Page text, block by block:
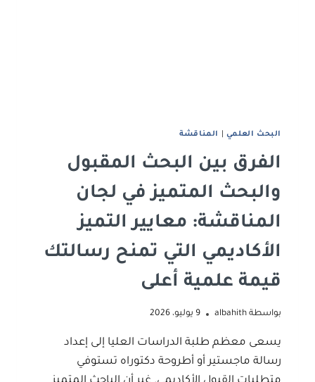
البحث العلمي المناقشة
الفرق بين البحث المقبول
والبحث المتميز في لجان
المناقشة: معايير التميز
الأكاديمي التي تمنح رسالتك
قيمة علمية أعلى
بواسطة albahith 9 يوليو، 2026
يسعى معظم طلبة الدراسات العليا إلى إعداد
رسالة ماجستير أو أطروحة دكتوراه تستوفي